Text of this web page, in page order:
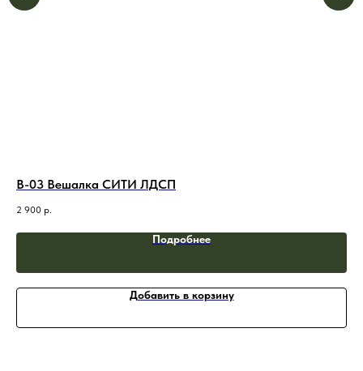
В-03 Вешалка СИТИ ЛДСП
2 900 р.
Подробнее
Добавить в корзину